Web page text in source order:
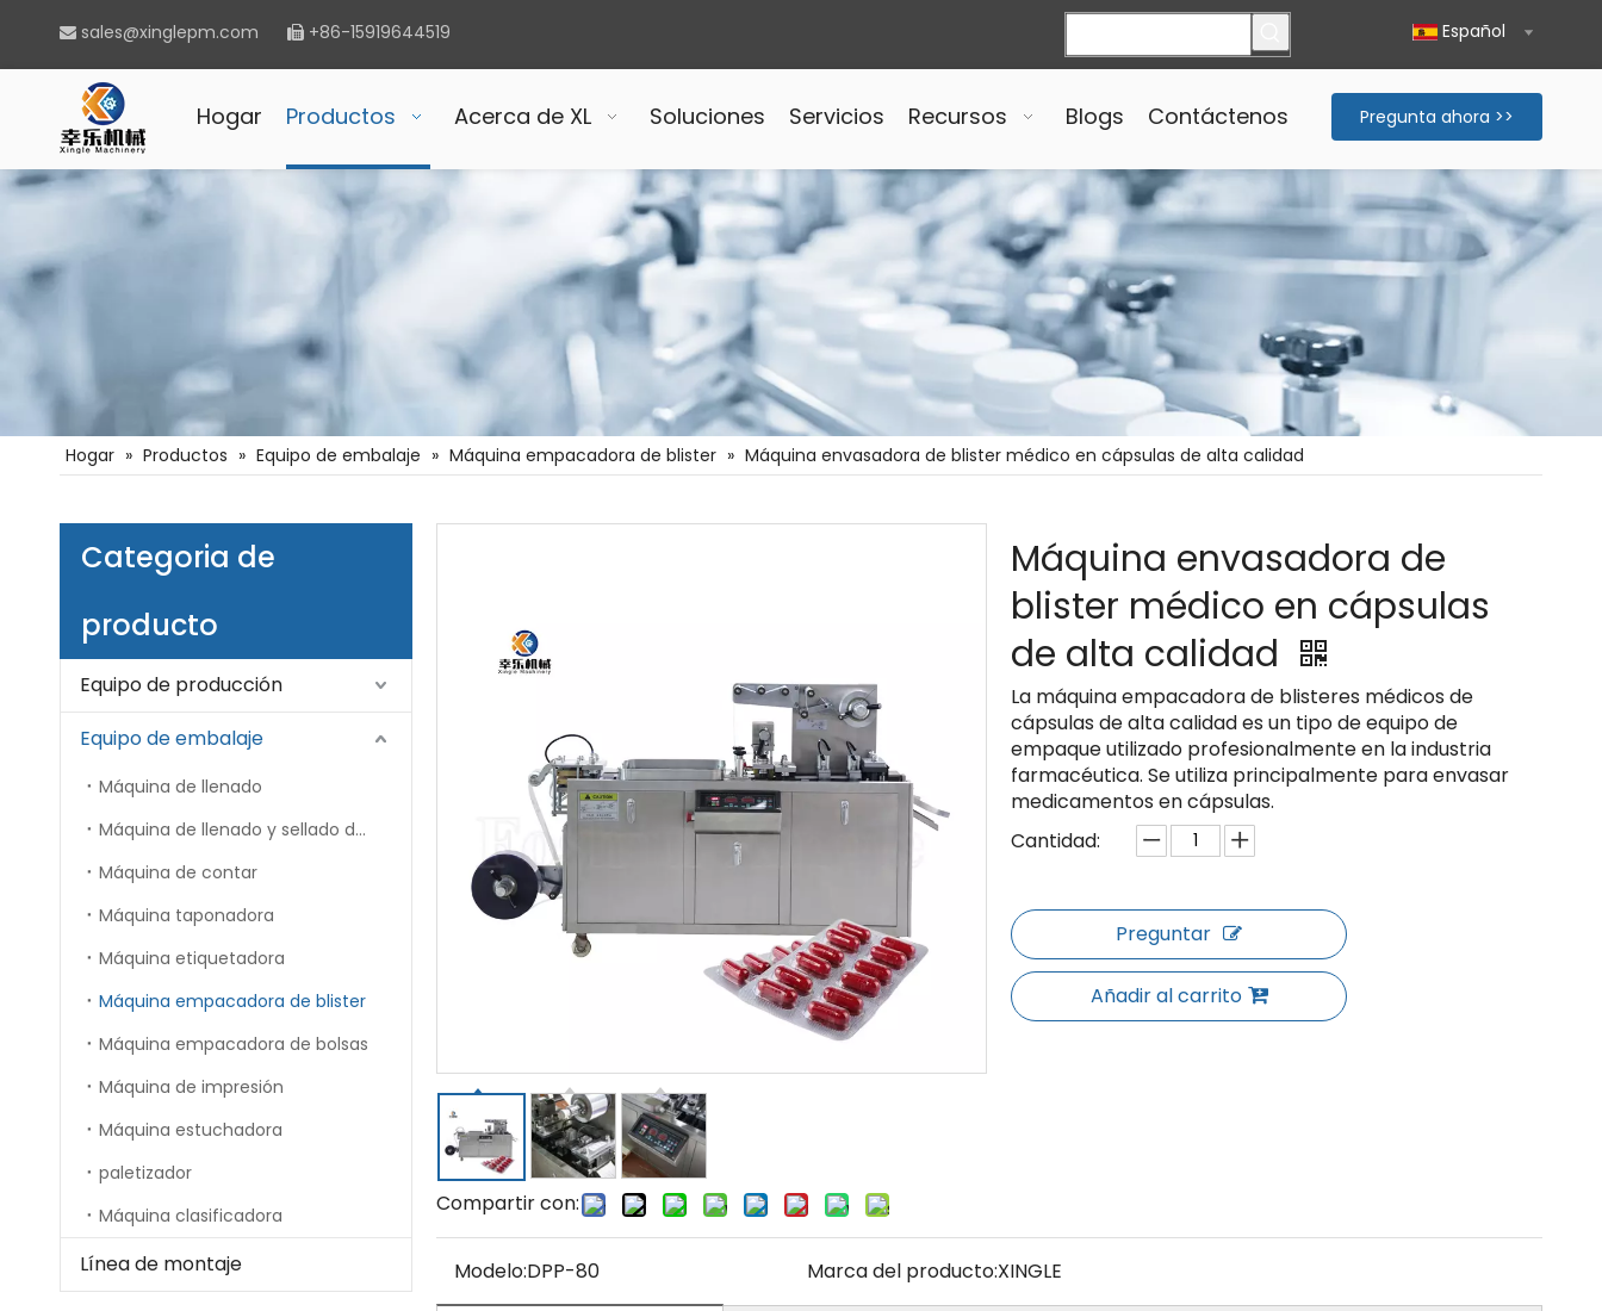
 sales@xinglepm.com  +86-15919644519 Español
Hogar Productos Acerca de XL Soluciones Servicios Recursos Blogs Contáctenos Pregunta ahora >>
Hogar » Productos » Equipo de embalaje » Máquina empacadora de blister » Máquina envasadora de blister médico en cápsulas de alta calidad
Categoria de
producto
Equipo de producción
Equipo de embalaje
Máquina de llenado
Máquina de llenado y sellado de tubos
Máquina de contar
Máquina taponadora
Máquina etiquetadora
Máquina empacadora de blister
Máquina empacadora de bolsas
Máquina de impresión
Máquina estuchadora
paletizador
Máquina clasificadora
Línea de montaje
Compartir con:
Máquina envasadora de
blister médico en cápsulas
de alta calidad
La máquina empacadora de blisteres médicos de
cápsulas de alta calidad es un tipo de equipo de
empaque utilizado profesionalmente en la industria
farmacéutica. Se utiliza principalmente para envasar
medicamentos en cápsulas.
Cantidad:
Preguntar
Añadir al carrito
Modelo:DPP-80 Marca del producto:XINGLE